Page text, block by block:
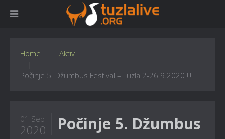
Home Aktiv
Počinje 5. Džumbus Festival – Tuzla 2-26.9.2020 !!!
01 Sep
2020
Počinje 5. Džumbus